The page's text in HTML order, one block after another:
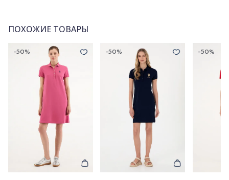
ПОХОЖИЕ ТОВАРЫ
-50% -50% -50%